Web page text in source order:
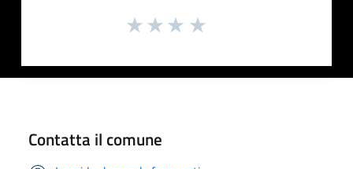
Contatta il comune